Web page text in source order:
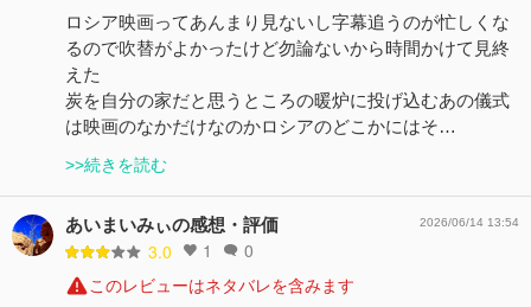
ロシア映画ってあんまり見ないし字幕追うのが忙しくな
るので吹替がよかったけど勿論ないから時間かけて見終
えた
炭を自分の家だと思うところの暖炉に投げ込むあの儀式
は映画のなかだけなのかロシアのどこかにはそ…
>>続きを読む
あいまいみぃの感想・評価
3.0 1 0
2026/06/14 13:54
このレビューはネタバレを含みます